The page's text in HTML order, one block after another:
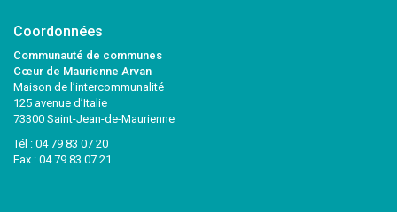
Coordonnées
Communauté de communes
Cœur de Maurienne Arvan
Maison de l’intercommunalité
125 avenue d’Italie
73300 Saint-Jean-de-Maurienne
Tél : 04 79 83 07 20
Fax : 04 79 83 07 21